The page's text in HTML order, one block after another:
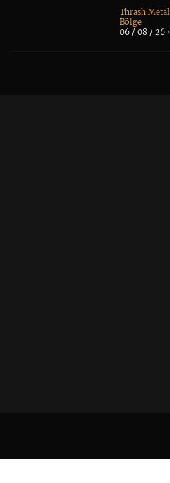
Thrash Metal
Bölge
06 / 08 / 26